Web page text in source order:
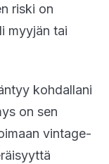
riski on
myyjän tai
kohdallani
on sen
vintage-